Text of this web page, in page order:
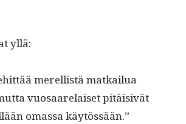
yllä:
merel­listä matkailua
vuosaare­laiset pitäi­sivät
omas­sa käytössään.”